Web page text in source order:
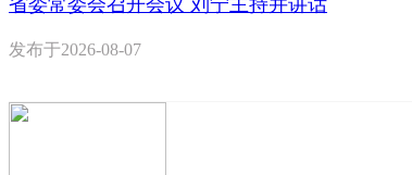
省委常委会召开会议 刘宁主持并讲话
发布于2026-08-07